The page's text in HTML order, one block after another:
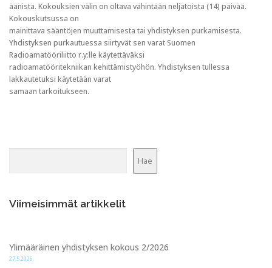
äänistä. Kokouksien välin on oltava vähintään neljätoista (14) päivää.
Kokouskutsussa on
mainittava sääntöjen muuttamisesta tai yhdistyksen purkamisesta.
Yhdistyksen purkautuessa siirtyvät sen varat Suomen
Radioamatööriliitto r.y:lle käytettäväksi
radioamatööritekniikan kehittämistyöhön. Yhdistyksen tullessa
lakkautetuksi käytetään varat
samaan tarkoitukseen.
Hae
Viimeisimmät artikkelit
Ylimääräinen yhdistyksen kokous 2/2026
27.5.2026